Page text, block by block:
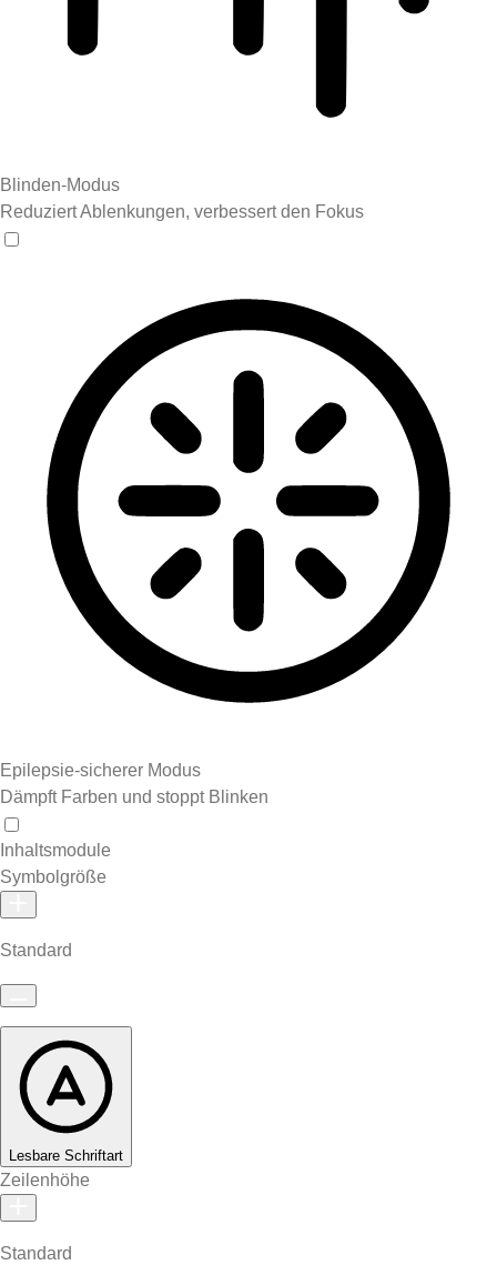
Blinden-Modus
Reduziert Ablenkungen, verbessert den Fokus
Epilepsie-sicherer Modus
Dämpft Farben und stoppt Blinken
Inhaltsmodule
Symbolgröße
Standard
Lesbare Schriftart
Zeilenhöhe
Standard